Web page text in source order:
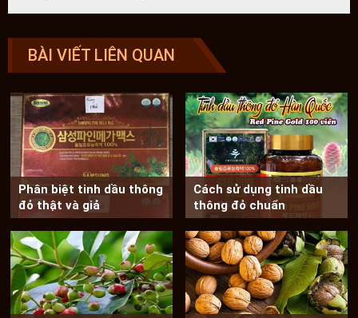
BÀI VIẾT LIÊN QUAN
Phân biệt tinh dầu thông
đỏ thật và giả
Cách sử dụng tinh dầu
thông đỏ chuẩn